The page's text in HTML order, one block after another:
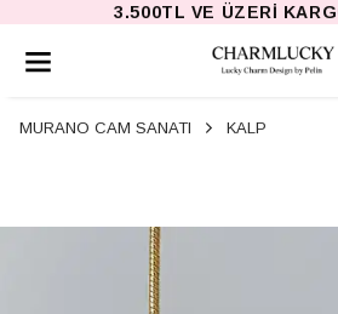
3.500TL VE ÜZERI
MURANO CAM SANATI KALP